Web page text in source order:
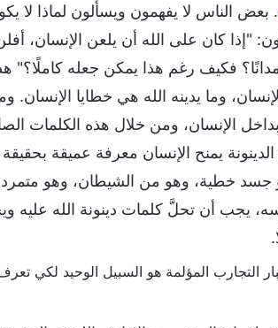
. بعض الناس لا يفهمون ويسألون لماذا لا
"إذا كان على الله أن يلعن الإنسان،
مدانًا؟ فكيف رغم هذا يمكن جعله كاملًا؟"
وما يدينه الله هي خطايا الإنسان.
الإنسان، ومن خلال هذه الكلمات
يمنح الإنسان معرفة عميقة بحقيقة
جسد خطية، وهو من الشيطان، وهو
يجب أن تحلَّ كلمات دينونة الله عليه